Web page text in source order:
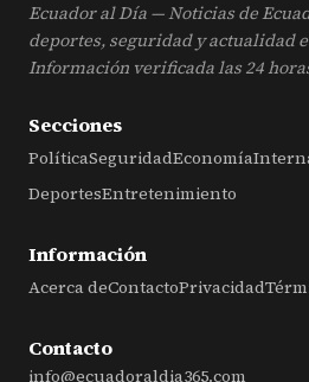
Ecuador al Día — Noticias de
deportes, seguridad y actualidad
Información verificada las 24
Secciones
PolíticaSeguridadEconomía
DeportesEntretenimiento
Información
Acerca deContactoPrivacidad
Contacto
info@ecuadoraldia365.com